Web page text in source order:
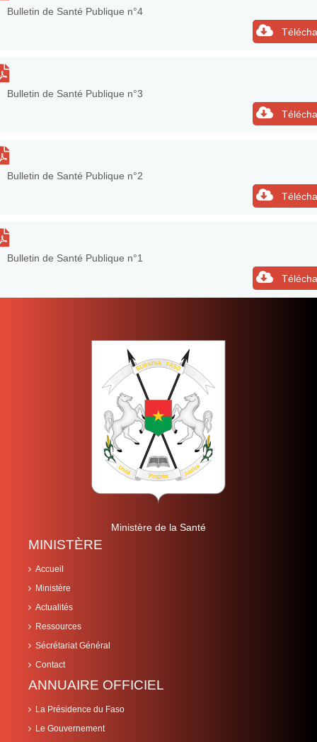
Bulletin de Santé Publique n°4
Bulletin de Santé Publique n°3
Bulletin de Santé Publique n°2
Bulletin de Santé Publique n°1
Ministère de la Santé
MINISTÈRE
Accueil
Ministère
Actualités
Ressources
Sécrétariat Général
Contact
ANNUAIRE OFFICIEL
La Présidence du Faso
Le Gouvernement